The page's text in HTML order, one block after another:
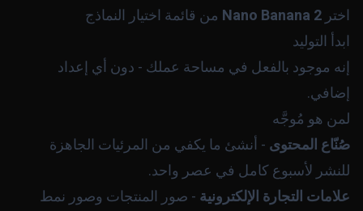
اختر Nano Banana 2 من قائمة اختيار النماذج
ابدأ التوليد
إنه موجود بالفعل في مساحة عملك - دون أي إعداد
إضافي.
لمن هو مُوجَّه
صُنّاع المحتوى - أنشئ ما يكفي من المرئيات الجاهزة
للنشر لأسبوع كامل في عصر واحد.
علامات التجارة الإلكترونية - صور المنتجات وصور نمط